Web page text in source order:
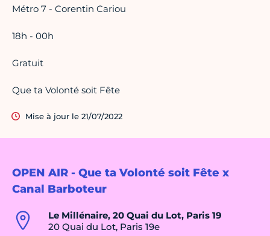
OPEN AIR - Que ta Volonté soit Fête x
Canal Barboteur
Le Millénaire, 20 Quai du Lot, Paris 19
20 Quai du Lot, Paris 19e
Métro 7 - Corentin Cariou
18h - 00h
Gratuit
Que ta Volonté soit Fête
Mise à jour le 21/07/2022